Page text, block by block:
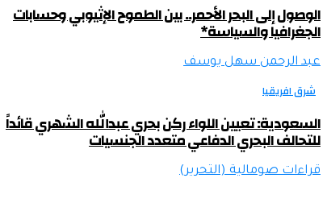
الوصول إلى البحر الأحمر.. بين الطموح الإثيوبي وحسابات
الجغرافيا والسياسة*
عبد الرحمن سهل يوسف
شرق افريقيا
السعودية: تعيين اللواء ركن بحري عبدالله الشهري قائداً
للتحالف البحري الدفاعي متعدد الجنسيات
قراءات صومالية (التحرير)